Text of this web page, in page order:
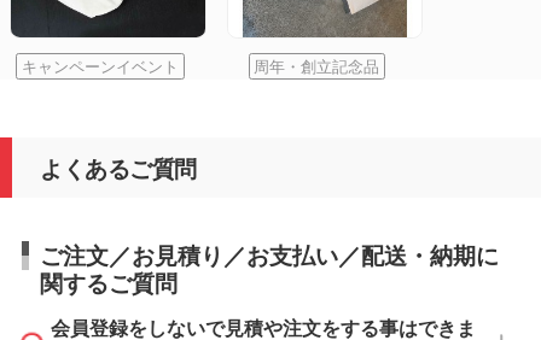
キャンペーンイベント 周年・創立記念品
よくあるご質問
ご注文／お見積り／お支払い／配送・納期に
関するご質問
会員登録をしないで見積や注文をする事はできま